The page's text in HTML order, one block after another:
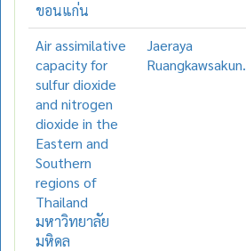
ขอนแก่น
Air assimilative
capacity for
sulfur dioxide
and nitrogen
dioxide in the
Eastern and
Southern
regions of
Thailand
มหาวิทยาลัย
มหิดล
Jaeraya
Ruangkawsakun.